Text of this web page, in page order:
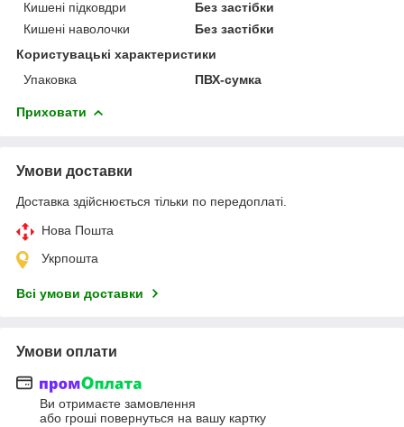
Кишені підковдри
Без застібки
Кишені наволочки
Без застібки
Користувацькі характеристики
Упаковка
ПВХ-сумка
Приховати
Умови доставки
Доставка здійснюється тільки по передоплаті.
Нова Пошта
Укрпошта
Всі умови доставки
Умови оплати
Ви отримаєте замовлення
або гроші повернуться на вашу картку